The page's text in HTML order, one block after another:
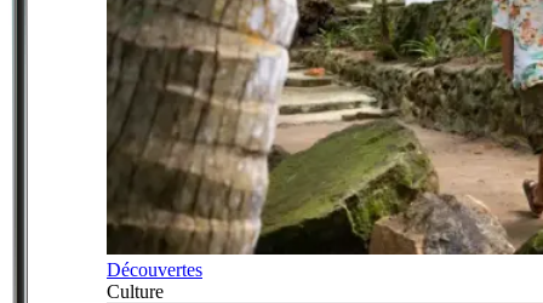
Découvertes
Culture